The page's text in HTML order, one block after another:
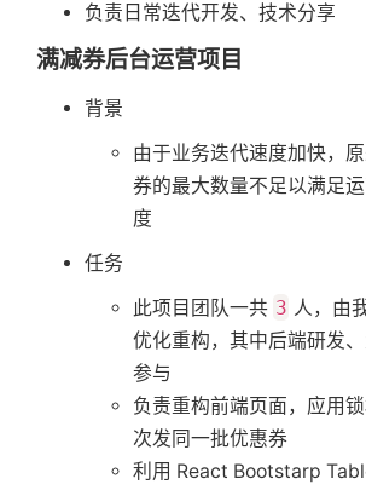
负责日常迭代开发、技术分享
满减券后台运营项目
背景
由于业务迭代速度加快，
券的最大数量不足以满足
度
任务
此项目团队一共 3 人，由
优化重构，其中后端研发
参与
负责重构前端页面，应用
次发同一批优惠券
利用 React Bootstarp